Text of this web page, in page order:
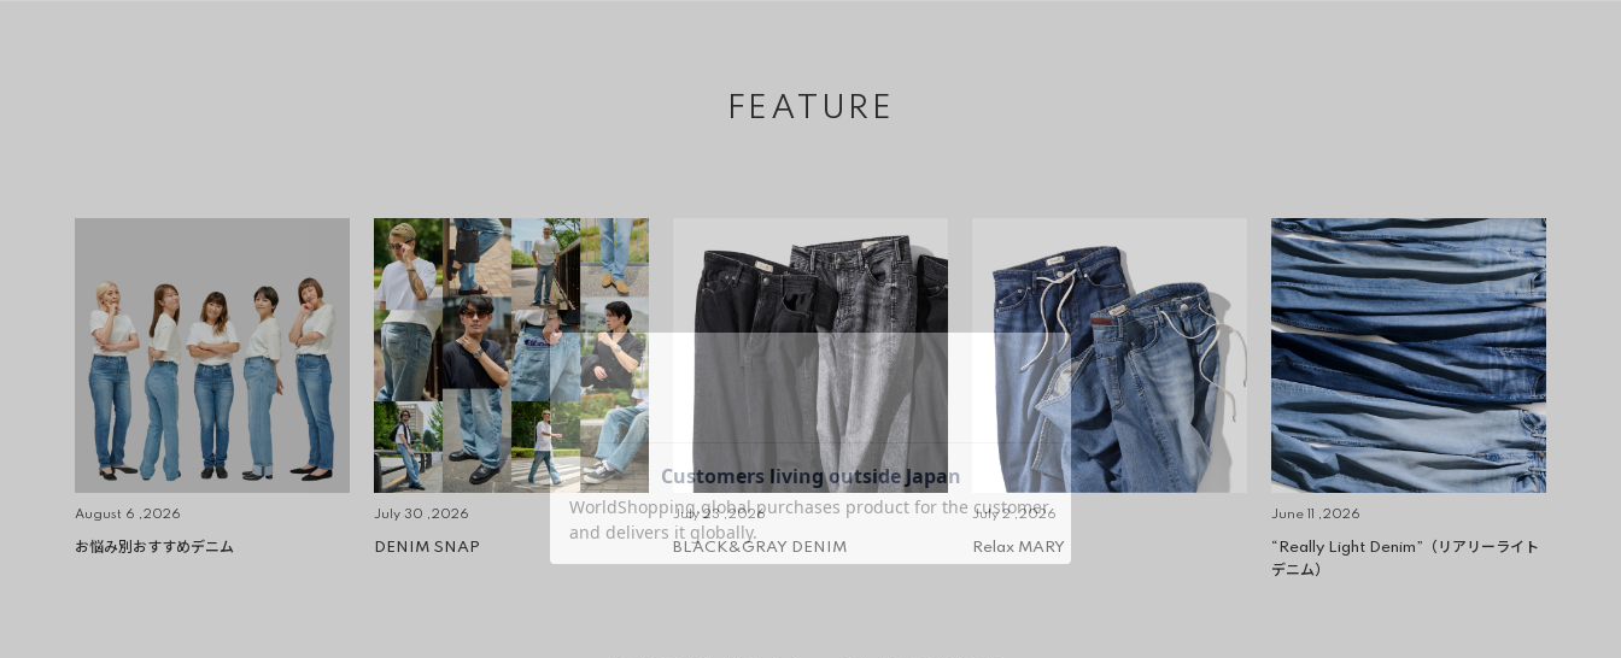
FEATURE
August 6 ,2026
お悩み別おすすめデニム
July 30 ,2026
DENIM SNAP
July 23 ,2026
BLACK&GRAY DENIM
July 2 ,2026
Relax MARY
June 11 ,2026
“Really Light Denim”（リアリーライト
デニム）